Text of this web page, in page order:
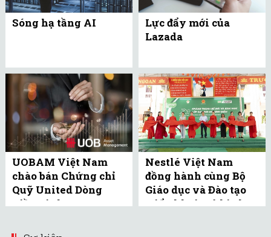
Sóng hạ tầng AI
Lực đẩy mới của
Lazada
UOBAM Việt Nam
chào bán Chứng chỉ
Quỹ United Dòng
Tiền Linh Hoạt
Nestlé Việt Nam
đồng hành cùng Bộ
Giáo dục và Đào tạo
triển khai mô hình